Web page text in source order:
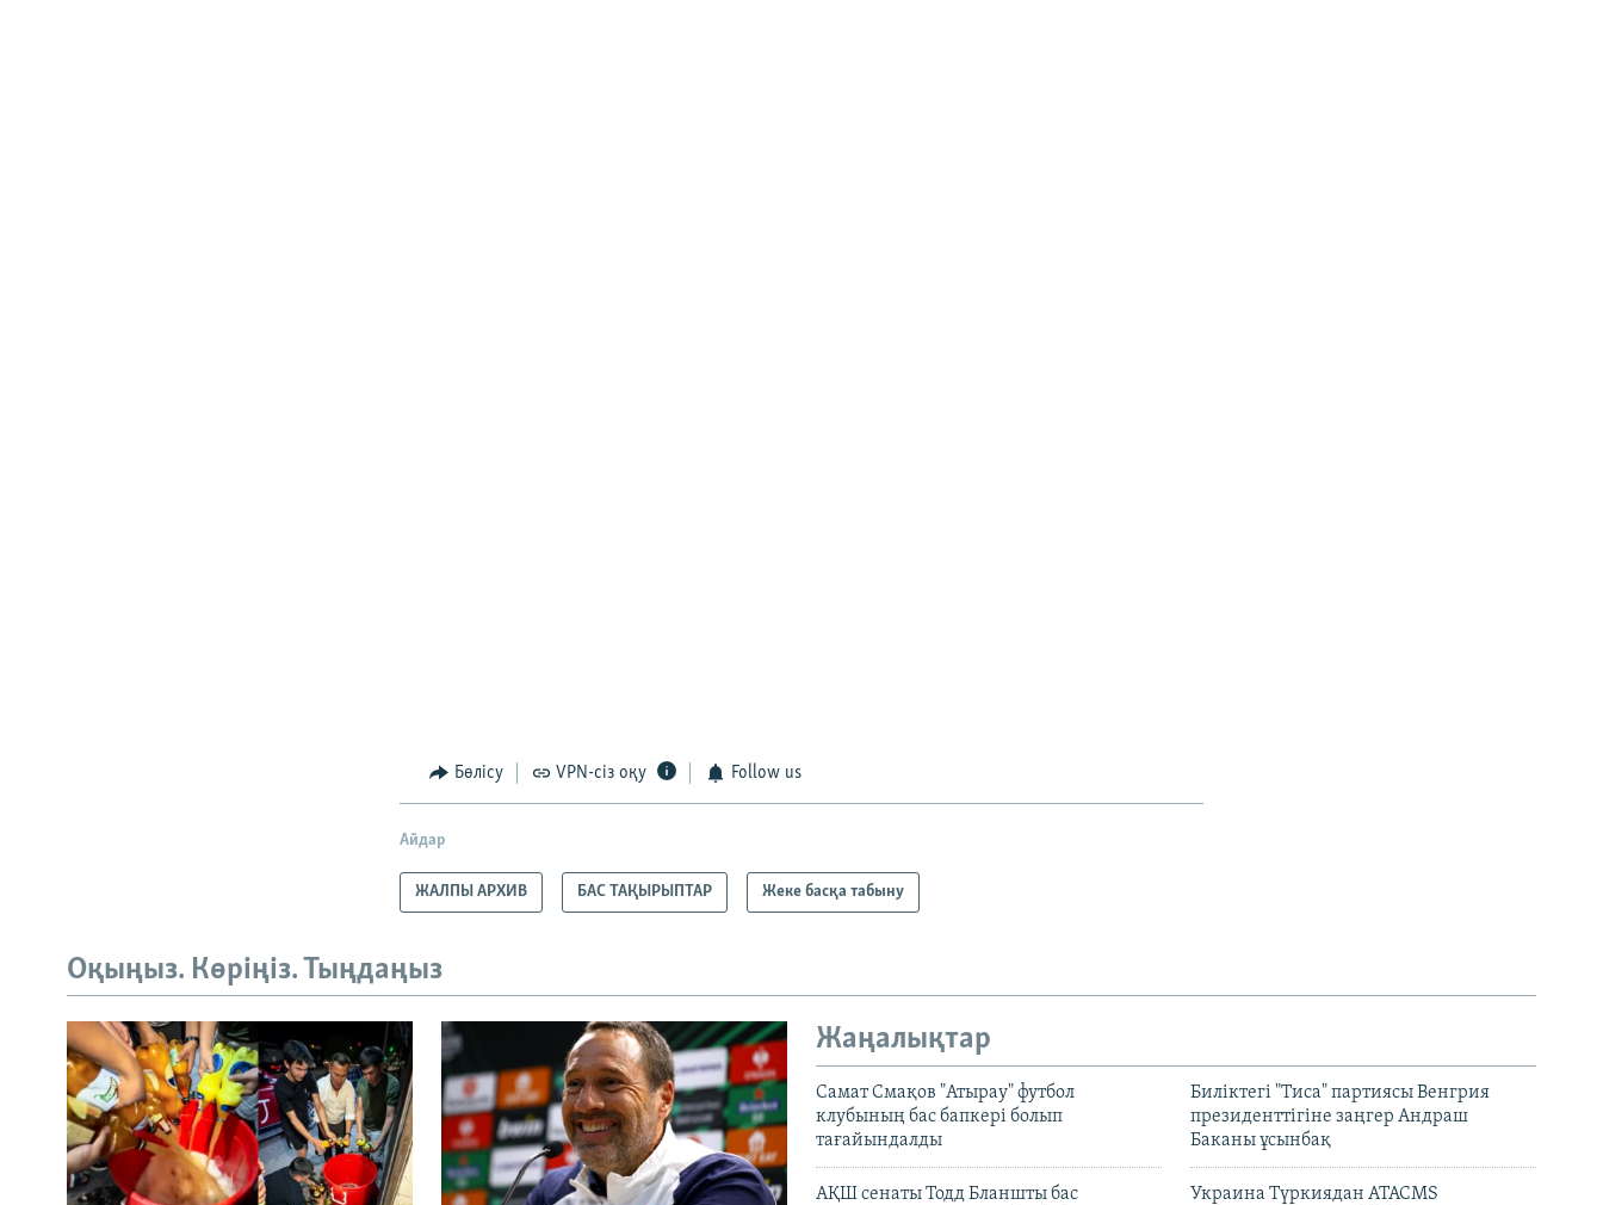
Бөлісу VPN-сіз оқу Follow us
Айдар
ЖАЛПЫ АРХИВ БАС ТАҚЫРЫПТАР Жеке басқа табыну
Оқыңыз. Көріңіз. Тыңдаңыз
Жаңалықтар
Самат Смақов "Атырау" футбол
клубының бас бапкері болып
тағайындалды
Биліктегі "Тиса" партиясы Венгрия
президенттігіне заңгер Андраш
Баканы ұсынбақ
АҚШ сенаты Тодд Бланшты бас
Украина Түркиядан ATACMS